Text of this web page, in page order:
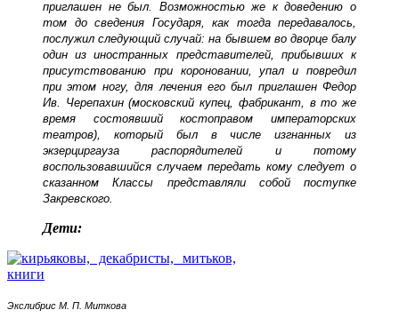
приглашен не был. Возможностью же к доведению о
том до сведения Государя, как тогда передавалось,
послужил следующий случай: на бывшем во дворце балу
один из иностранных представителей, прибывших к
присутствованию при короновании, упал и повредил
при этом ногу, для лечения его был приглашен Федор
Ив. Черепахин (московский купец, фабрикант, в то же
время состоявший костоправом императорских
театров), который был в числе изгнанных из
экзерциргауза распорядителей и потому
воспользовавшийся случаем передать кому следует о
сказанном Классы представляли собой поступке
Закревского.
Дети:
Экслибрис М. П. Миткова